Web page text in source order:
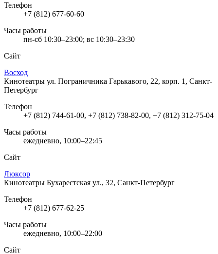
Телефон
+7 (812) 677-60-60
Часы работы
пн-сб 10:30–23:00; вс 10:30–23:30
Сайт
Восход
Кинотеатры ул. Пограничника Гарькавого, 22, корп. 1, Санкт-
Петербург
Телефон
+7 (812) 744-61-00, +7 (812) 738-82-00, +7 (812) 312-75-04
Часы работы
ежедневно, 10:00–22:45
Сайт
Люксор
Кинотеатры Бухарестская ул., 32, Санкт-Петербург
Телефон
+7 (812) 677-62-25
Часы работы
ежедневно, 10:00–22:00
Сайт